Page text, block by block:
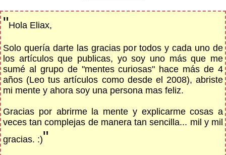
"Hola Eliax,
Solo quería darte las gracias por todos y cada uno de
los artículos que publicas, yo soy uno más que me
sumé al grupo de "mentes curiosas" hace más de 4
años (Leo tus artículos como desde el 2008), abriste
mi mente y ahora soy una persona mas feliz.
Gracias por abrirme la mente y explicarme cosas a
veces tan complejas de manera tan sencilla... mil y mil
gracias. :)"